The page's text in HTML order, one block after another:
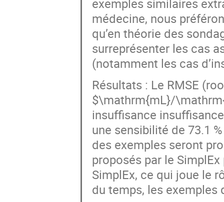
exemples similaires
médecine, nous
qu’en théorie des
surreprésenter les cas
(notamment les cas
Résultats : Le RMSE
$\mathrm{mL}/
insuffisance
une sensibilité de 73.1
des exemples seront
proposés par le
SimplEx, ce qui joue le
du temps, les exemples